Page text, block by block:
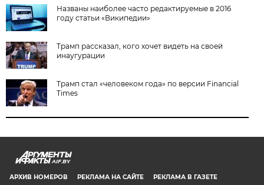
Названы наиболее часто редактируемые в 2016
году статьи «Википедии»
Трамп рассказал, кого хочет видеть на своей
инаугурации
Трамп стал «человеком года» по версии Financial
Times
AIF.BY
АРХИВ НОМЕРОВ РЕКЛАМА НА САЙТЕ
РЕКЛАМА В ГАЗЕТЕ